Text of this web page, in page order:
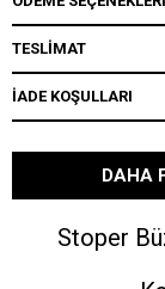
TESLİMAT
İADE KOŞULLARI
DAHA
Stoper